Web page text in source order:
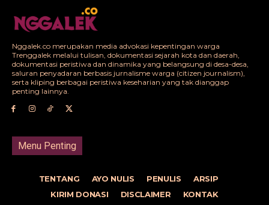
Nggalek.co merupakan media advokasi kepentingan warga
Trenggalek melalui tulisan, dokumentasi sejarah kota dan daerah,
dokumentasi peristiwa dan dinamika yang belangsung di desa-desa,
saluran penyadaran berbasis jurnalisme warga (citizen journalism),
serta kliping berbagai peristiwa keseharian yang tak dianggap
penting lainnya.
Menu Penting
TENTANG AYO NULIS PENULIS
ARSIP
KIRIM DONASI
DISCLAIMER KONTAK